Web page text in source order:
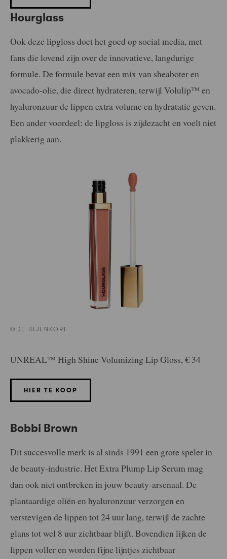
Hourglass
Ook deze lipgloss doet het goed op social media, met
fans die lovend zijn over de innovatieve, langdurige
formule. De formule bevat een mix van sheaboter en
avocado-olie, die direct hydrateren, terwijl Volulip™ en
hyaluronzuur de lippen extra volume en hydratatie geven.
Een ander voordeel: de lipgloss is zijdezacht en voelt niet
plakkerig aan.
©DE BIJENKORF
UNREAL™ High Shine Volumizing Lip Gloss, € 34
HIER TE KOOP
Bobbi Brown
Dit succesvolle merk is al sinds 1991 een grote speler in
de beauty-industrie. Het Extra Plump Lip Serum mag
dan ook niet ontbreken in jouw beauty-arsenaal. De
plantaardige oliën en hyaluronzuur verzorgen en
verstevigen de lippen tot 24 uur lang, terwijl de zachte
glans tot wel 8 uur zichtbaar blijft. Bovendien lijken de
lippen voller en worden fijne lijntjes zichtbaar